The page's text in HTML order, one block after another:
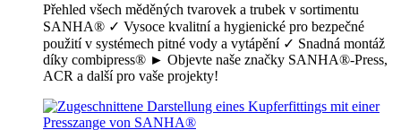
Přehled všech měděných tvarovek a trubek v sortimentu
SANHA® ✓ Vysoce kvalitní a hygienické pro bezpečné
použití v systémech pitné vody a vytápění ✓ Snadná montáž
díky combipress® ► Objevte naše značky SANHA®-Press,
ACR a další pro vaše projekty!